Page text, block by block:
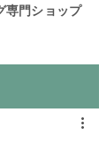
専門ショップ